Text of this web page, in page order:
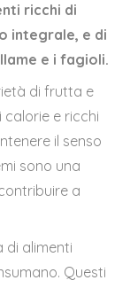
ricchi di
integrale, e di
e i fagioli.
di frutta e
calorie e ricchi
il senso
sono una
a
di alimenti
Questi